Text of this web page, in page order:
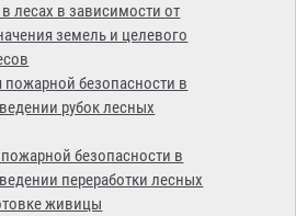
лесах в зависимости от
земель и целевого
пожарной безопасности в
рубок лесных
безопасности в
переработки лесных
живицы